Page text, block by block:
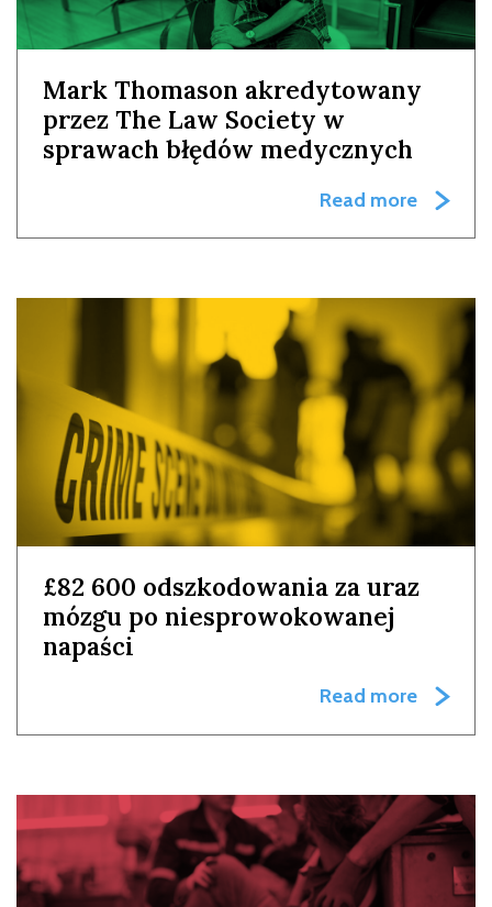
Mark Thomason akredytowany
przez The Law Society w
sprawach błędów medycznych
Read more
£82 600 odszkodowania za uraz
mózgu po niesprowokowanej
napaści
Read more